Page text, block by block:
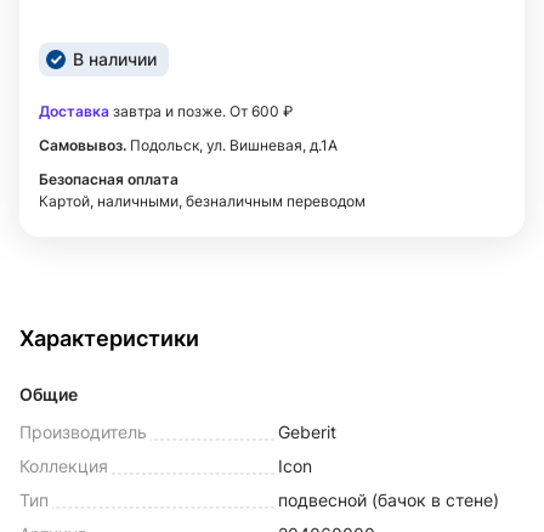
В наличии
Доставка завтра и позже. От 600 ₽
Самовывоз. Подольск, ул. Вишневая, д.1А
Безопасная оплата
Картой, наличными, безналичным переводом
Характеристики
Общие
Производитель
Geberit
Коллекция
Icon
Тип
подвесной (бачок в стене)